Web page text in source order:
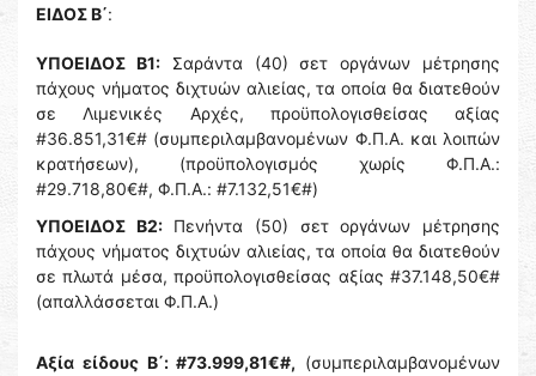
ΕΙΔΟΣ Β΄:
ΥΠΟΕΙΔΟΣ Β1:Σαράντα (40) σετ οργάνων μέτρησης
πάχους νήματος διχτυών αλιείας, τα οποία θα διατεθούν
σε Λιμενικές Αρχές, προϋπολογισθείσας αξίας
#36.851,31€# (συμπεριλαμβανομένων Φ.Π.Α. και λοιπών
κρατήσεων), (προϋπολογισμός χωρίς Φ.Π.Α.:
#29.718,80€#, Φ.Π.Α.: #7.132,51€#)
ΥΠΟΕΙΔΟΣ Β2:Πενήντα (50) σετ οργάνων μέτρησης
πάχους νήματος διχτυών αλιείας, τα οποία θα διατεθούν
σε πλωτά μέσα, προϋπολογισθείσας αξίας #37.148,50€#
(απαλλάσσεται Φ.Π.Α.)
Αξία είδους Β΄: #73.999,81€#, (συμπεριλαμβανομένων